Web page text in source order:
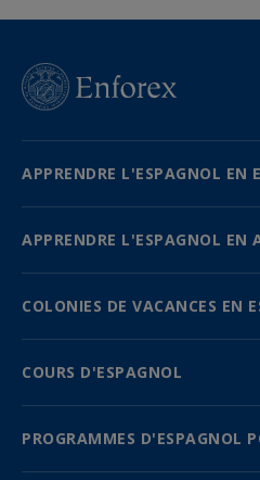
APPRENDRE L'ESPAGNOL EN
APPRENDRE L'ESPAGNOL EN
COLONIES DE VACANCES EN
COURS D'ESPAGNOL
PROGRAMMES D'ESPAGNOL